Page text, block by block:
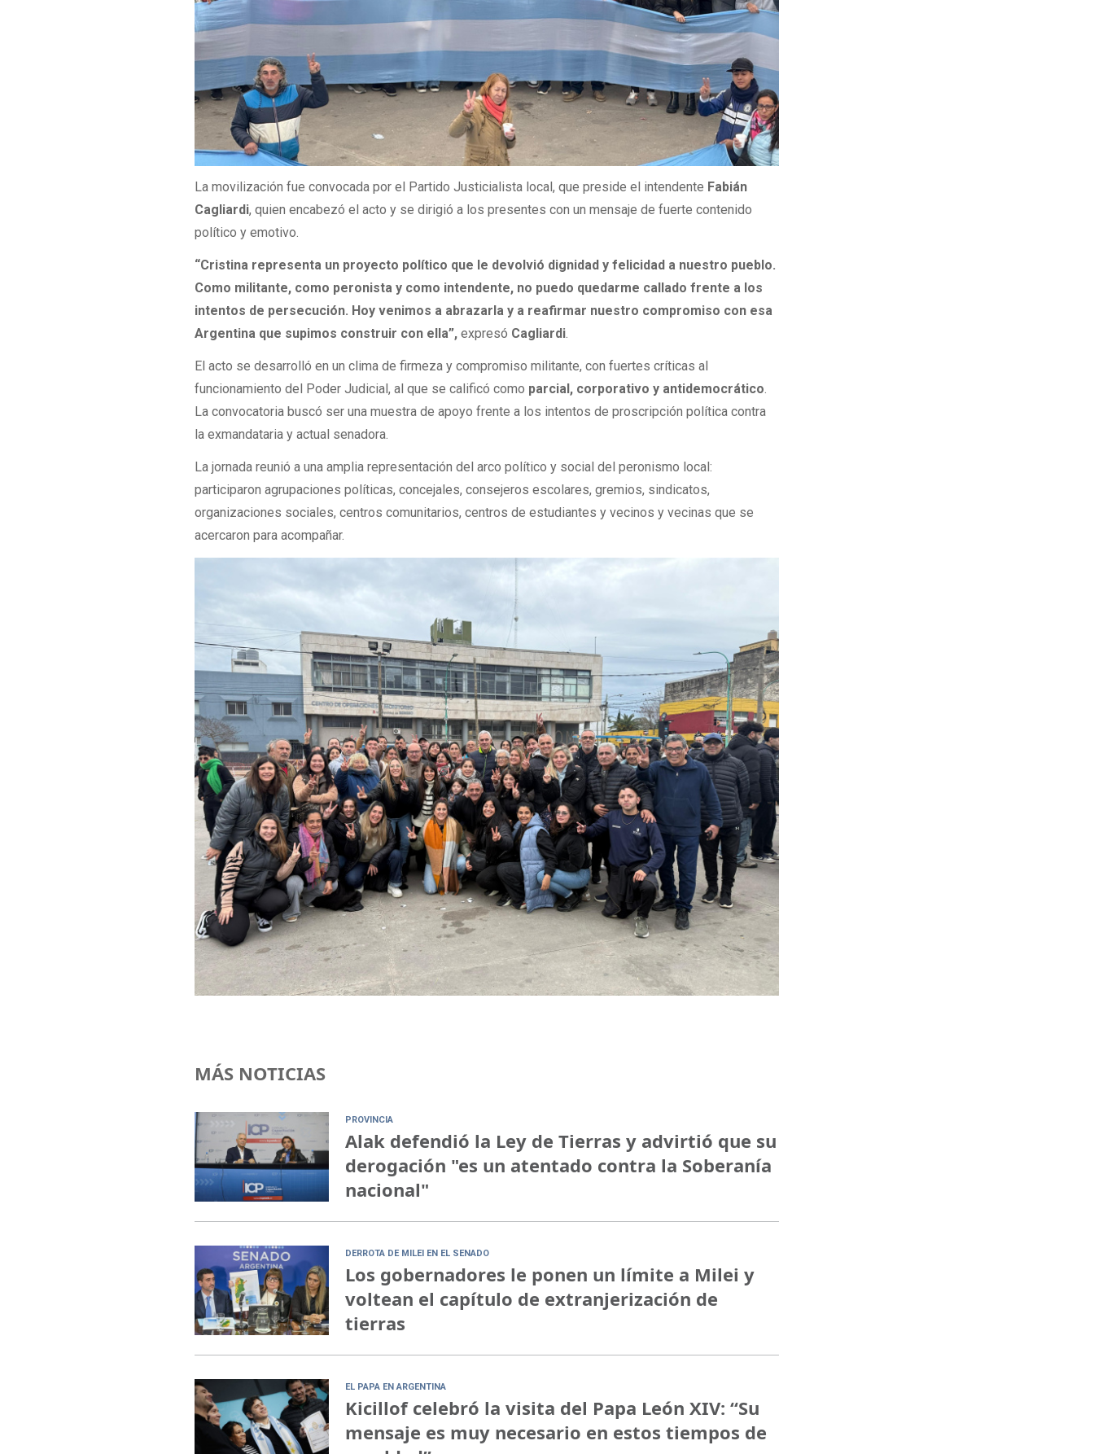
La movilización fue convocada por el Partido Justicialista local, que preside el intendente Fabián
Cagliardi, quien encabezó el acto y se dirigió a los presentes con un mensaje de fuerte contenido
político y emotivo.
“Cristina representa un proyecto político que le devolvió dignidad y felicidad a nuestro pueblo.
Como militante, como peronista y como intendente, no puedo quedarme callado frente a los
intentos de persecución. Hoy venimos a abrazarla y a reafirmar nuestro compromiso con esa
Argentina que supimos construir con ella”, expresó Cagliardi.
El acto se desarrolló en un clima de firmeza y compromiso militante, con fuertes críticas al
funcionamiento del Poder Judicial, al que se calificó como parcial, corporativo y antidemocrático.
La convocatoria buscó ser una muestra de apoyo frente a los intentos de proscripción política contra
la exmandataria y actual senadora.
La jornada reunió a una amplia representación del arco político y social del peronismo local:
participaron agrupaciones políticas, concejales, consejeros escolares, gremios, sindicatos,
organizaciones sociales, centros comunitarios, centros de estudiantes y vecinos y vecinas que se
acercaron para acompañar.
MÁS NOTICIAS
PROVINCIA
Alak defendió la Ley de Tierras y advirtió que su
derogación "es un atentado contra la Soberanía
nacional"
DERROTA DE MILEI EN EL SENADO
Los gobernadores le ponen un límite a Milei y
voltean el capítulo de extranjerización de
tierras
EL PAPA EN ARGENTINA
Kicillof celebró la visita del Papa León XIV: “Su
mensaje es muy necesario en estos tiempos de